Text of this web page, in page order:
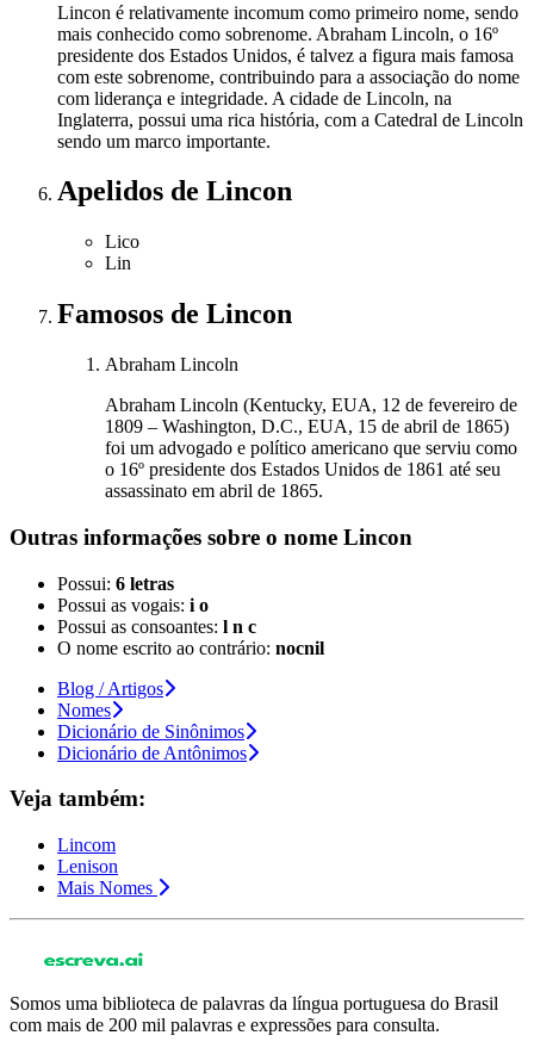
Lincon é relativamente incomum como primeiro nome, sendo
mais conhecido como sobrenome. Abraham Lincoln, o 16º
presidente dos Estados Unidos, é talvez a figura mais famosa
com este sobrenome, contribuindo para a associação do nome
com liderança e integridade. A cidade de Lincoln, na
Inglaterra, possui uma rica história, com a Catedral de Lincoln
sendo um marco importante.
Apelidos de Lincon
Lico
Lin
Famosos de Lincon
Abraham Lincoln
Abraham Lincoln (Kentucky, EUA, 12 de fevereiro de
1809 – Washington, D.C., EUA, 15 de abril de 1865)
foi um advogado e político americano que serviu como
o 16º presidente dos Estados Unidos de 1861 até seu
assassinato em abril de 1865.
Outras informações sobre o nome Lincon
Possui: 6 letras
Possui as vogais: i o
Possui as consoantes: l n c
O nome escrito ao contrário: nocnil
Blog / Artigos
Nomes
Dicionário de Sinônimos
Dicionário de Antônimos
Veja também:
Lincom
Lenison
Mais Nomes
Somos uma biblioteca de palavras da língua portuguesa do Brasil
com mais de 200 mil palavras e expressões para consulta.